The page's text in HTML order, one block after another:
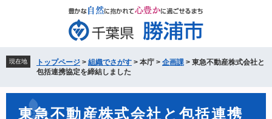
先
頭
す。
を
飛
し
現在地 トップページ > 組織でさがす > 本庁 > 企画課 > 東急不動産株式会社と
包括連携協定を締結しました
東急不動産株式会社と包括連携